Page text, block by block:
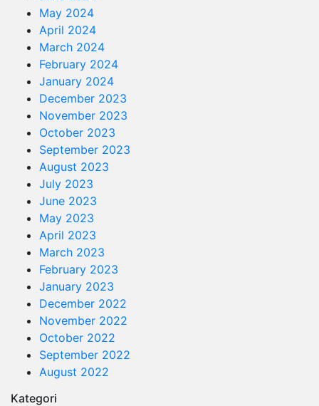
May 2024
April 2024
March 2024
February 2024
January 2024
December 2023
November 2023
October 2023
September 2023
August 2023
July 2023
June 2023
May 2023
April 2023
March 2023
February 2023
January 2023
December 2022
November 2022
October 2022
September 2022
August 2022
Kategori